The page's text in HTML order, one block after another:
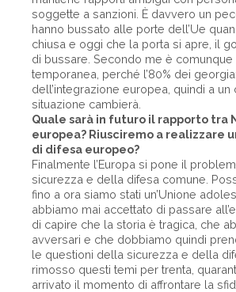
soggette a sanzioni. È davvero un
hanno bussato alle porte dell’Ue
chiusa e oggi che la porta si apre, il
di bussare. Secondo me è comunque
temporanea, perché l’80% dei
dell’integrazione europea, quindi a un
situazione cambierà.
Quale sarà in futuro il rapporto tra
europea? Riusciremo a realizzare
di difesa europeo?
Finalmente l’Europa si pone il
sicurezza e della difesa comune.
fino a ora siamo stati un’Unione
abbiamo mai accettato di passare
di capire che la storia è tragica, che
avversari e che dobbiamo quindi
le questioni della sicurezza e della
rimosso questi temi per trenta,
arrivato il momento di affrontare la